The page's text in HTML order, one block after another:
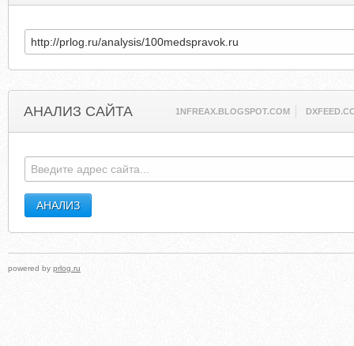
АНАЛИЗ САЙТА 1NFREAX.BLOGSPOT.COM
powered by prlog.ru